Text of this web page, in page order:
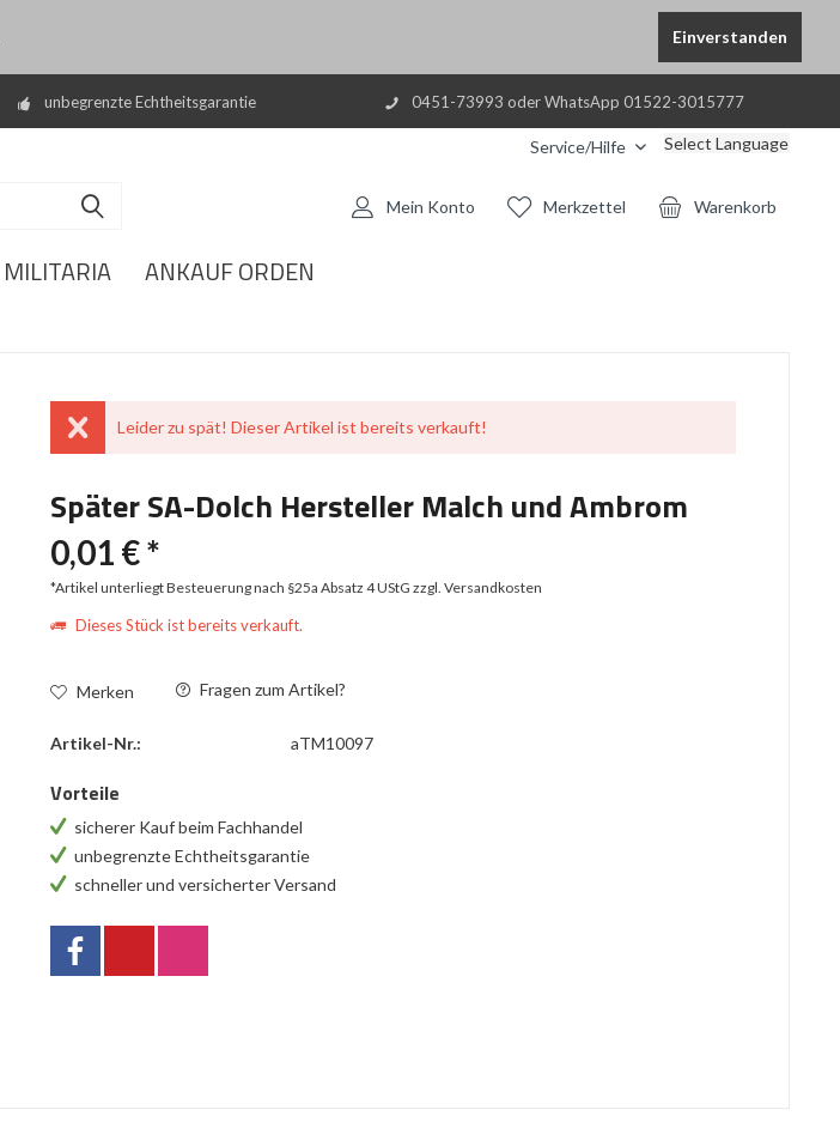
Einverstanden
unbegrenzte Echtheitsgarantie 0451-73993 oder WhatsApp 01522-3015777
Service/Hilfe Select Language
Warenkorb
Merkzettel
Mein Konto
MILITARIA ANKAUF ORDEN
Leider zu spät! Dieser Artikel ist bereits verkauft!
Später SA-Dolch Hersteller Malch und Ambrom
0,01 € *
*Artikel unterliegt Besteuerung nach §25a Absatz 4 UStGzzgl. Versandkosten
Dieses Stück ist bereits verkauft.
Merken Fragen zum Artikel?
Artikel-Nr.: aTM10097
Vorteile
sicherer Kauf beim Fachhandel
unbegrenzte Echtheitsgarantie
schneller und versicherter Versand